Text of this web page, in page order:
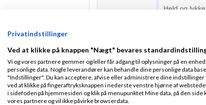
Held og
Fra Herlev
Tilmeldt 27. Sep
Mit firma
Hej Caroline
Tak for din
under "Om
Privatindstillinger
Ved at klikke på knappen "Nægt" bevares
Vi og vores partnere gemmer og/eller får adgang til oplysninger på en
personlige data. Nogle leverandører kan behandle dine personlige data
"Indstillinger". Du kan acceptere, afvise eller administrere dine
ved at klikke på fingeraftryksknappen i nederste venstre hjørne af
i sidefoden på hjemmesiden og klik på menupunktet Mine data, på den
vores partnere og vil ikke påvirke browserdata.